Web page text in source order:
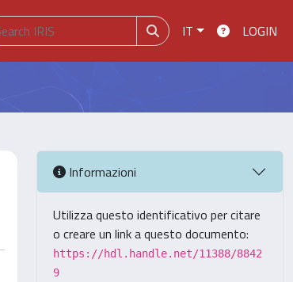
IT LOGIN
Informazioni
Utilizza questo identificativo per citare
o creare un link a questo documento:
https://hdl.handle.net/11388/8842
9